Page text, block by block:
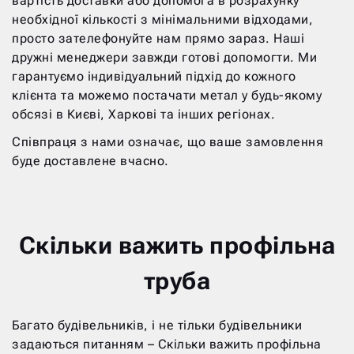
необхідної кількості з мінімальними відходами,
просто зателефонуйте нам прямо зараз. Наші
дружні менеджери завжди готові допомогти. Ми
гарантуємо індивідуальний підхід до кожного
клієнта та можемо постачати метал у будь-якому
обсязі в Києві, Харкові та інших регіонах.
Співпраця з нами означає, що ваше замовлення
буде доставлене вчасно.
Скільки важить профільна
труба
Багато будівельників, і не тільки будівельники
задаються питанням – Скільки важить профільна